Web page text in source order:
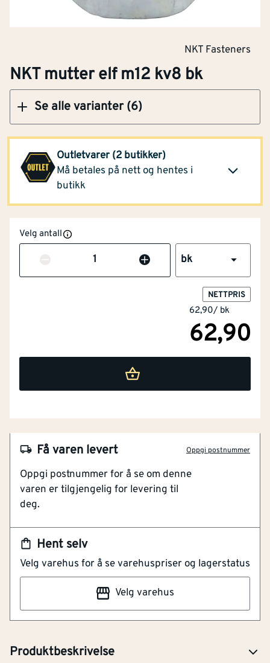
NKT Fasteners
NKT mutter elf m12 kv8 bk
Se alle varianter (6)
Outletvarer (2 butikker)
Må betales på nett og hentes i
butikk
Optimera Proffsenter
Lørenskog(1 bk)
26,90
Montér Åsane (1 bk)
Opprinnelig pris 62,90 Klikk og hent
Velg antall
Antall bk
NETTPRIS
62,90/ bk
62,90
Hent selv
Velg varehus for å se varehuspriser og lagerstatus
Velg varehus
Få varen levert Oppgi postnummer
Oppgi postnummer for å se om denne
varen er tilgjengelig for levering til
deg.
Produktbeskrivelse
NOBB 26127183
101185077
Mutter, elforsinket med metrisk spor. EN ISO 4032 -
Høyde mm [mm] 10
Fastnøkkelbredde [mm] 19
Gjengemål metrisk
[stk]
Materiale Stål
Modell / utførelse Mutter
Overflatebeskyttelse
Galvanisk/elektrolyttisk
forsinket